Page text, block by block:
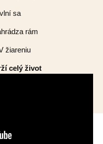
sa
rám
žiareniu
celý život